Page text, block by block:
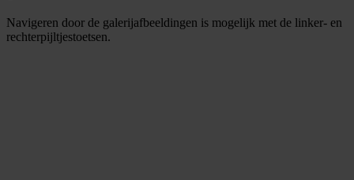
Navigeren door de galerijafbeeldingen is mogelijk met de linker- en
rechterpijltjestoetsen.